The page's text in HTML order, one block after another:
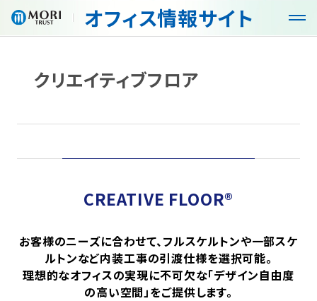
オフィス情報サイト
G
l
a
メ
く
G
l
a
メ
じ
オフィス・空室検索
特徴
入居までの流れ
お役立ち情報
コンセプト
クリエイティブフロア
CREATIVE FLOOR®
お客様のニーズに合わせて、フルスケルトンや一部スケ
ルトンなど内装工事の引渡仕様を選択可能。
理想的なオフィスの実現に不可欠な「デザイン自由度
の高い空間」をご提供します。